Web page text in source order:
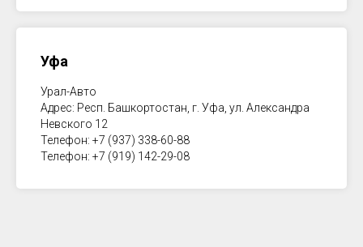
Уфа
Урал-Авто
Адрес: Респ. Башкортостан, г. Уфа, ул. Александра
Невского 12
Телефон: +7 (937) 338-60-88
Телефон: +7 (919) 142-29-08